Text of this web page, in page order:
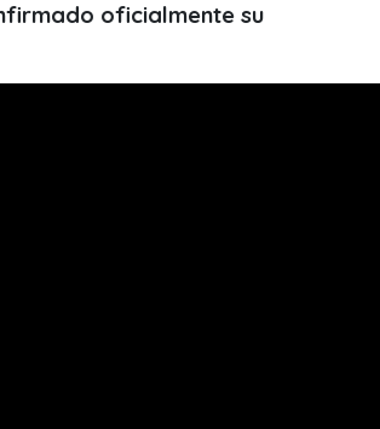
oficialmente su